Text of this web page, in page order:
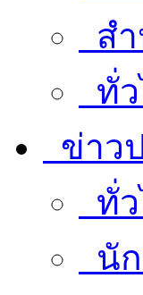
ส
ทั่
ข่าว
ทั่
นั